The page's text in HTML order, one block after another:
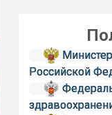
Российской